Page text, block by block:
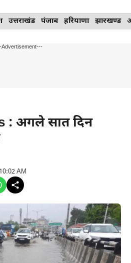
उत्तराखंड पंजाब हरियाणा झारखण्ड
Advertisement---
: अगले सात दिन
AM